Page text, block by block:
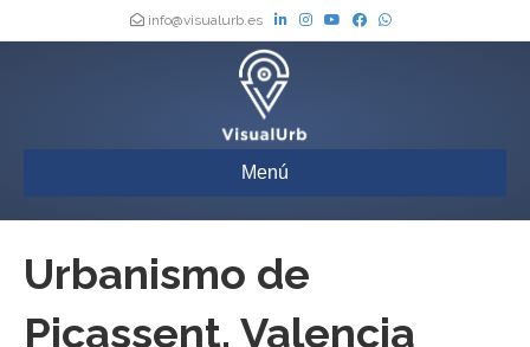
info@visualurb.es
Menú
Urbanismo de
Picassent, Valencia